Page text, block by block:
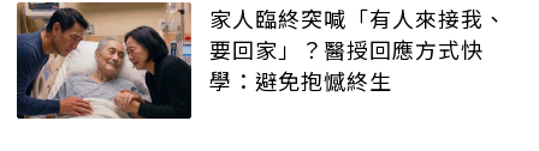
家人臨終突喊「有人來接我、
要回家」？醫授回應方式快
學：避免抱憾終生